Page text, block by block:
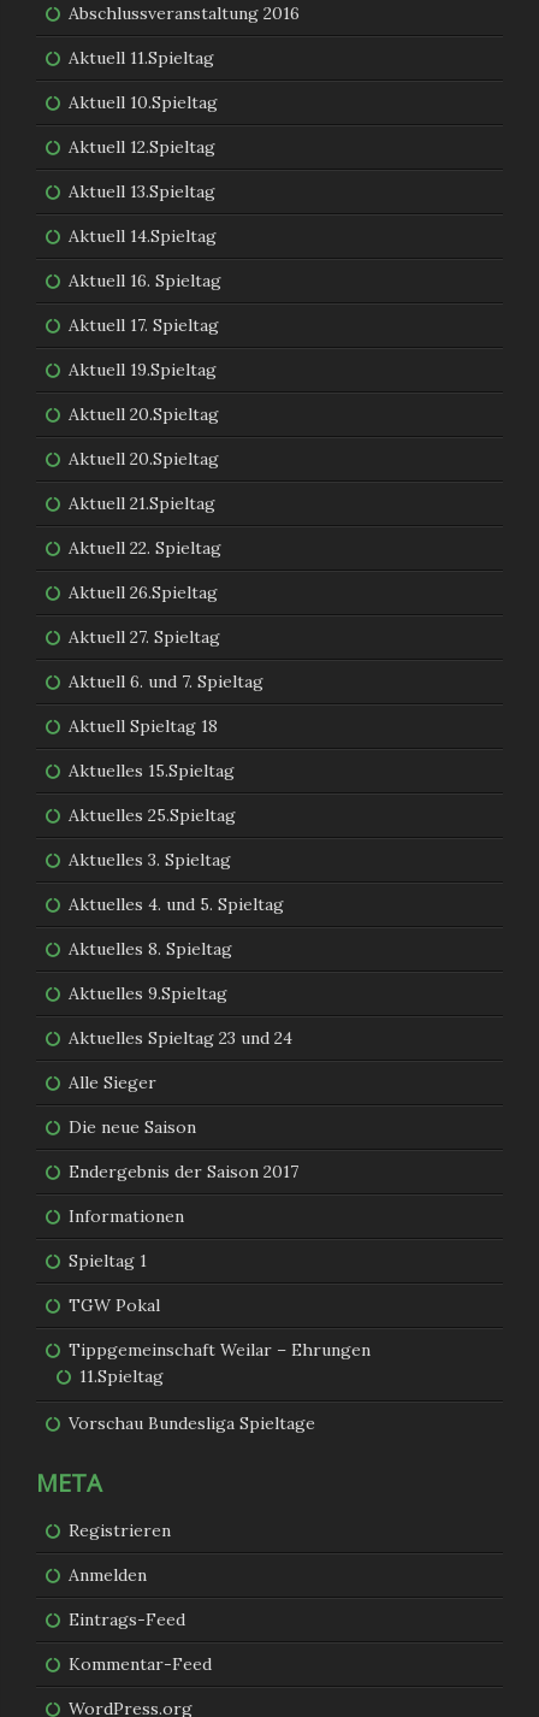
Abschlussveranstaltung 2016
Aktuell 11.Spieltag
Aktuell 10.Spieltag
Aktuell 12.Spieltag
Aktuell 13.Spieltag
Aktuell 14.Spieltag
Aktuell 16. Spieltag
Aktuell 17. Spieltag
Aktuell 19.Spieltag
Aktuell 20.Spieltag
Aktuell 20.Spieltag
Aktuell 21.Spieltag
Aktuell 22. Spieltag
Aktuell 26.Spieltag
Aktuell 27. Spieltag
Aktuell 6. und 7. Spieltag
Aktuell Spieltag 18
Aktuelles 15.Spieltag
Aktuelles 25.Spieltag
Aktuelles 3. Spieltag
Aktuelles 4. und 5. Spieltag
Aktuelles 8. Spieltag
Aktuelles 9.Spieltag
Aktuelles Spieltag 23 und 24
Alle Sieger
Die neue Saison
Endergebnis der Saison 2017
Informationen
Spieltag 1
TGW Pokal
Tippgemeinschaft Weilar – Ehrungen
11.Spieltag
Vorschau Bundesliga Spieltage
META
Registrieren
Anmelden
Eintrags-Feed
Kommentar-Feed
WordPress.org